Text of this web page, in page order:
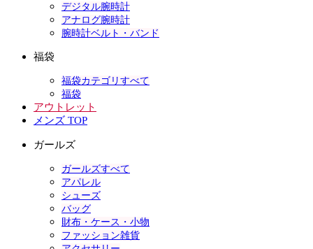
デジタル腕時計
アナログ腕時計
腕時計ベルト・バンド
福袋
福袋カテゴリすべて
福袋
アウトレット
メンズ TOP
ガールズ
ガールズすべて
アパレル
シューズ
バッグ
財布・ケース・小物
ファッション雑貨